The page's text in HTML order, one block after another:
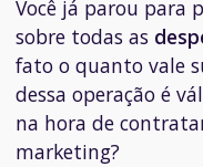
Você já parou para
sobre todas as
fato o quanto vale
dessa operação é
na hora de
marketing?